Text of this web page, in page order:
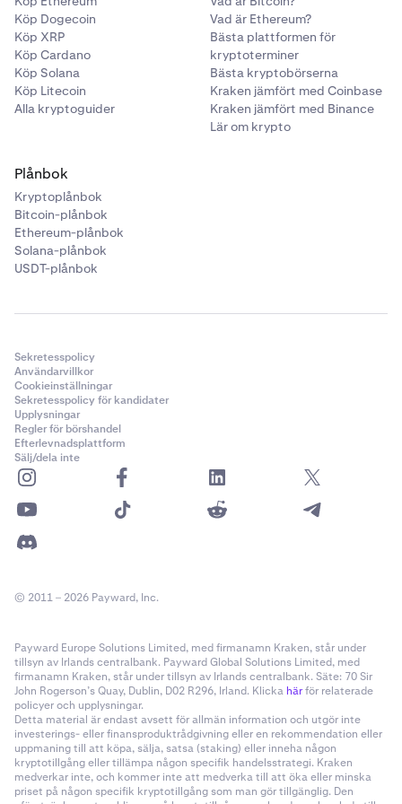
Köp Dogecoin
Köp XRP
Köp Cardano
Köp Solana
Köp Litecoin
Alla kryptoguider
Vad är Ethereum?
Bästa plattformen för
kryptoterminer
Bästa kryptobörserna
Kraken jämfört med Coinbase
Kraken jämfört med Binance
Lär om krypto
Plånbok
Kryptoplånbok
Bitcoin-plånbok
Ethereum-plånbok
Solana-plånbok
USDT-plånbok
Sekretesspolicy
Användarvillkor
Cookieinställningar
Sekretesspolicy för kandidater
Upplysningar
Regler för börshandel
Efterlevnadsplattform
Sälj/dela inte
© 2011 – 2026 Payward, Inc.
Payward Europe Solutions Limited, med firmanamn Kraken, står under
tillsyn av Irlands centralbank. Payward Global Solutions Limited, med
firmanamn Kraken, står under tillsyn av Irlands centralbank. Säte: 70 Sir
John Rogerson’s Quay, Dublin, D02 R296, Irland. Klicka härför relaterade
policyer och upplysningar.
Detta material är endast avsett för allmän information och utgör inte
investerings- eller finansproduktrådgivning eller en rekommendation eller
uppmaning till att köpa, sälja, satsa (staking) eller inneha någon
kryptotillgång eller tillämpa någon specifik handelsstrategi. Kraken
medverkar inte, och kommer inte att medverka till att öka eller minska
priset på någon specifik kryptotillgång som man gör tillgänglig. Den